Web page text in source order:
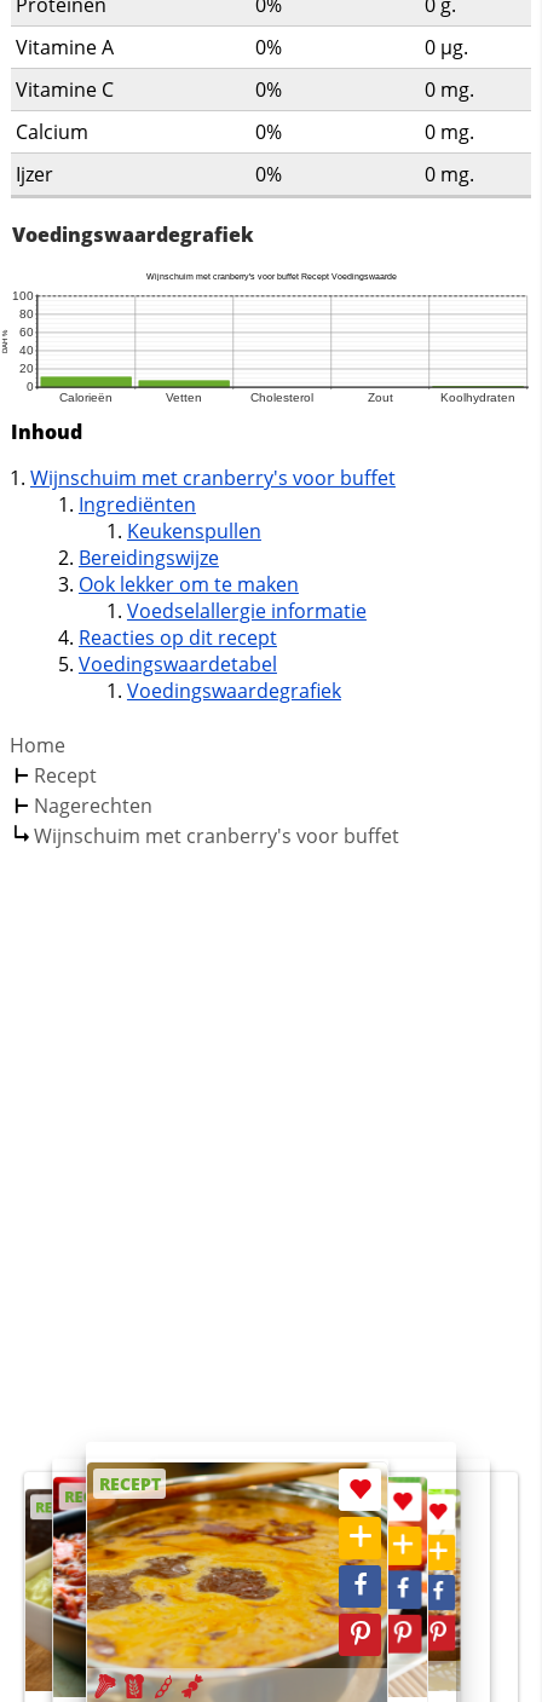
Vitamine A
0% 0 µg.
Vitamine C
0% 0 mg.
Calcium
0% 0 mg.
Ijzer
0% 0 mg.
Voedingswaardegrafiek
Inhoud
Wijnschuim met cranberry's voor buffet
Ingrediënten
Keukenspullen
Bereidingswijze
Ook lekker om te maken
Voedselallergie informatie
Reacties op dit recept
Voedingswaardetabel
Voedingswaardegrafiek
Home
Recept
Nagerechten
Wijnschuim met cranberry's voor buffet
RECEPT
RECEPT
RECEPT
RECEPT
RECEPT